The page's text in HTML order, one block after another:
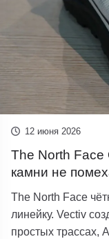
12 июня 2026
The North Face
камни не
The North Face
линейку. Vectiv
простых трассах,